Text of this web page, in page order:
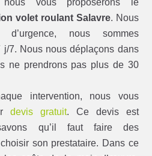
volet roulant Salavre. Nous
nous sommes
7. Nous nous déplaçons dans
ne prendrons pas plus de 30
intervention, nous vous
devis gratuit. Ce devis est
qu’il faut faire des
son prestataire. Dans ce